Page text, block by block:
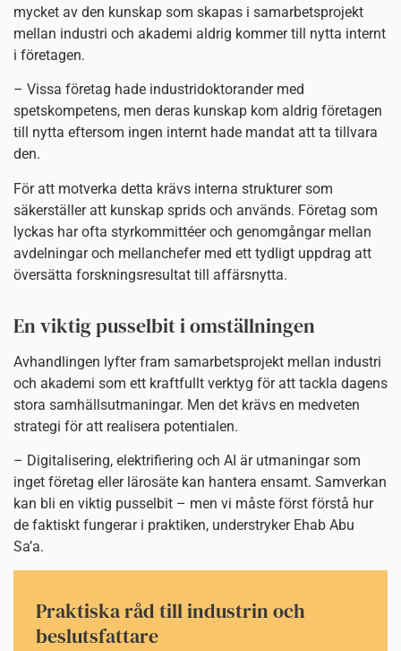
mycket av den kunskap som skapas i samarbetsprojekt
mellan industri och akademi aldrig kommer till nytta internt
i företagen.
– Vissa företag hade industridoktorander med
spetskompetens, men deras kunskap kom aldrig företagen
till nytta eftersom ingen internt hade mandat att ta tillvara
den.
För att motverka detta krävs interna strukturer som
säkerställer att kunskap sprids och används. Företag som
lyckas har ofta styrkommittéer och genomgångar mellan
avdelningar och mellanchefer med ett tydligt uppdrag att
översätta forskningsresultat till affärsnytta.
En viktig pusselbit i omställningen
Avhandlingen lyfter fram samarbetsprojekt mellan industri
och akademi som ett kraftfullt verktyg för att tackla dagens
stora samhällsutmaningar. Men det krävs en medveten
strategi för att realisera potentialen.
– Digitalisering, elektrifiering och AI är utmaningar som
inget företag eller lärosäte kan hantera ensamt. Samverkan
kan bli en viktig pusselbit – men vi måste först förstå hur
de faktiskt fungerar i praktiken, understryker Ehab Abu
Sa’a.
Praktiska råd till industrin och
beslutsfattare